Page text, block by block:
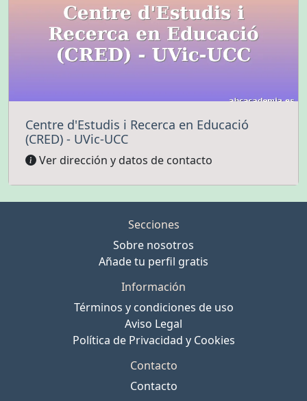
Centre d'Estudis i Recerca en Educació
(CRED) - UVic-UCC
Ver dirección y datos de contacto
Secciones
Sobre nosotros
Añade tu perfil gratis
Información
Términos y condiciones de uso
Aviso Legal
Política de Privacidad y Cookies
Contacto
Contacto